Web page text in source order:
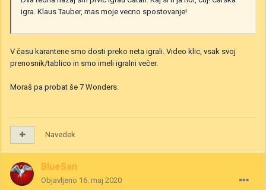
igra. Klaus Tauber, mas moje vecno spostovanje!
V času karantene smo dosti preko neta igrali. Video klic, vsak svoj
prenosnik/tablico in smo imeli igralni večer.
Moraš pa probat še 7 Wonders.
Navedek
BlueSan
Objavljeno 16. maj 2020